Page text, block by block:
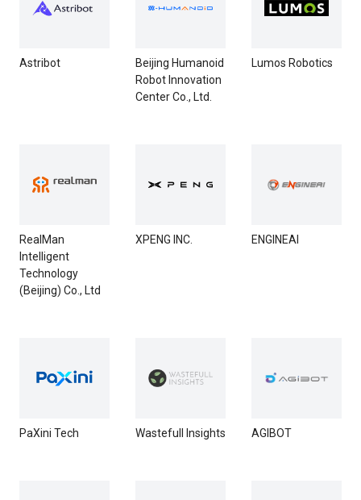
Astribot
Beijing Humanoid
Robot Innovation
Center Co., Ltd.
Lumos Robotics
RealMan
Intelligent
Technology
(Beijing) Co., Ltd
XPENG INC. ENGINEAI
PaXini Tech Wastefull Insights AGIBOT